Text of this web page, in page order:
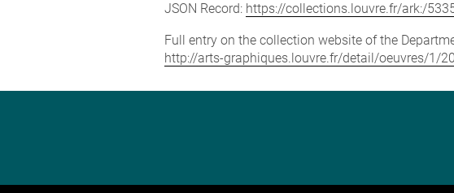
JSON Record: https://collections.louvre.fr/ark:/
Full entry on the collection website of the
http://arts-graphiques.louvre.fr/detail/oeuvres/1/